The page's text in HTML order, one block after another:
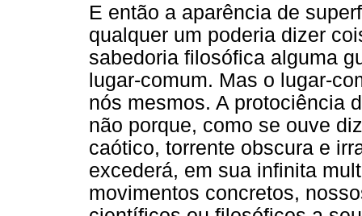
E então a aparência de
qualquer um poderia dizer
sabedoria filosófica alguma
lugar-comum. Mas o lugar-
nós mesmos. A protociência
não porque, como se ouve
caótico, torrente obscura e
excederá, em sua infinita
movimentos concretos,